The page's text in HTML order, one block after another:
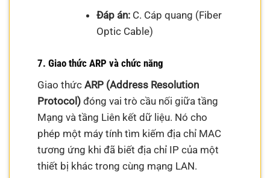
Đáp án:C. Cáp quang (Fiber
Optic Cable)
7. Giao thức ARP và chức năng
Giao thứcARP (Address Resolution
Protocol) đóng vai trò cầu nối giữa tầng
Mạng và tầng Liên kết dữ liệu. Nó cho
phép một máy tính tìm kiếm địa chỉ MAC
tương ứng khi đã biết địa chỉ IP của một
thiết bị khác trong cùng mạng LAN.